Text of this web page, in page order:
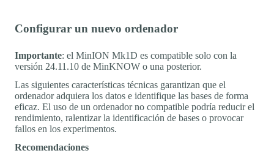
Configurar un nuevo ordenador
Importante: el MinION Mk1D es compatible solo con la
versión 24.11.10 de MinKNOW o una posterior.
Las siguientes características técnicas garantizan que el
ordenador adquiera los datos e identifique las bases de forma
eficaz. El uso de un ordenador no compatible podría reducir el
rendimiento, ralentizar la identificación de bases o provocar
fallos en los experimentos.
Recomendaciones